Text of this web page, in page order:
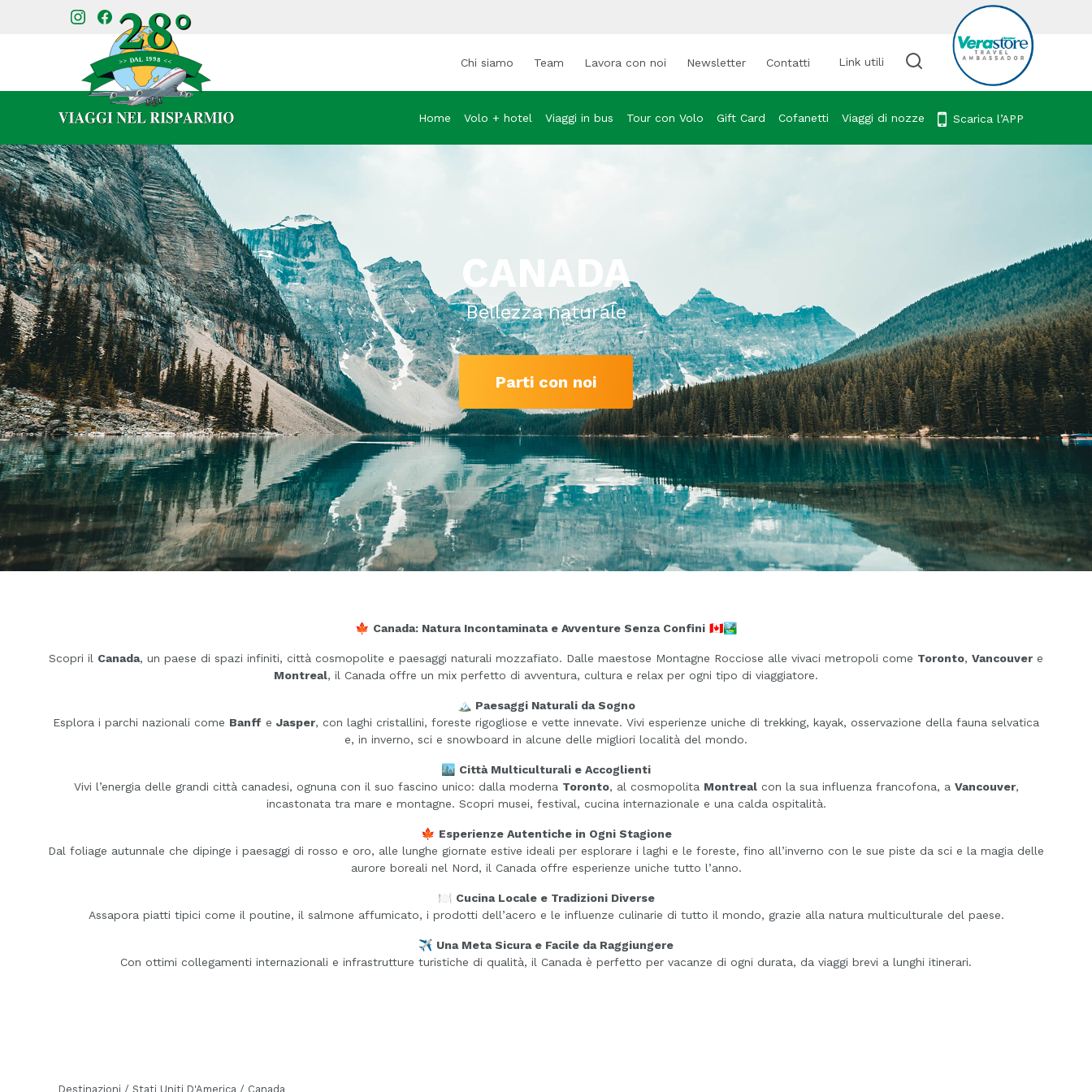
Chi siamo Team Lavora con noi Newsletter Contatti Link utili Cerca viaggio
Home Volo + hotel Viaggi in bus Tour con Volo Gift Card Cofanetti Viaggi di nozze Scarica l’APP
CANADA
Bellezza naturale
Parti con noi
🍁 Canada: Natura Incontaminata e Avventure Senza Confini 🇨🇦🏞️
Scopri il Canada, un paese di spazi infiniti, città cosmopolite e paesaggi naturali mozzafiato. Dalle maestose Montagne Rocciose alle vivaci metropoli come Toronto, Vancouver e
Montreal, il Canada offre un mix perfetto di avventura, cultura e relax per ogni tipo di viaggiatore.
🏔️ Paesaggi Naturali da Sogno
Esplora i parchi nazionali come Banff e Jasper, con laghi cristallini, foreste rigogliose e vette innevate. Vivi esperienze uniche di trekking, kayak, osservazione della fauna selvatica
e, in inverno, sci e snowboard in alcune delle migliori località del mondo.
🏙️ Città Multiculturali e Accoglienti
Vivi l’energia delle grandi città canadesi, ognuna con il suo fascino unico: dalla moderna Toronto, al cosmopolita Montrealcon la sua influenza francofona, a Vancouver,
incastonata tra mare e montagne. Scopri musei, festival, cucina internazionale e una calda ospitalità.
🍁 Esperienze Autentiche in Ogni Stagione
Dal foliage autunnale che dipinge i paesaggi di rosso e oro, alle lunghe giornate estive ideali per esplorare i laghi e le foreste, fino all’inverno con le sue piste da sci e la magia delle
aurore boreali nel Nord, il Canada offre esperienze uniche tutto l’anno.
🍽️ Cucina Locale e Tradizioni Diverse
Assapora piatti tipici come il poutine, il salmone affumicato, i prodotti dell’acero e le influenze culinarie di tutto il mondo, grazie alla natura multiculturale del paese.
✈️ Una Meta Sicura e Facile da Raggiungere
Con ottimi collegamenti internazionali e infrastrutture turistiche di qualità, il Canada è perfetto per vacanze di ogni durata, da viaggi brevi a lunghi itinerari.
Destinazioni / Stati Uniti D'America / Canada